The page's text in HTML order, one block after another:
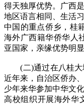
得天独厚优势。广西
地区语言相同、生活
中国的重点侨乡，桂
海外广西籍华侨华人
亚国家，亲缘优势明显
(二)通过在八桂大
近年来，自治区侨办
少年来华参加中华文
高校组织开展海外华